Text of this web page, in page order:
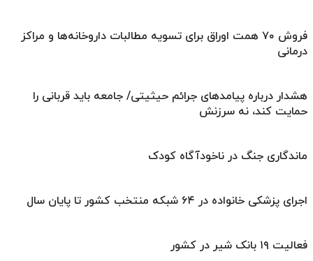
فروش ۷۰ همت اوراق برای تسویه مطالبات داروخانه‌ها و مراکز
درمانی
هشدار درباره پیامدهای جرائم حیثیتی/ جامعه باید قربانی را
حمایت کند، نه سرزنش
ماندگاری جنگ در ناخودآگاه کودک
اجرای پزشکی خانواده در ۶۴ شبکه منتخب کشور تا پایان سال
فعالیت ۱۹ بانک شیر در کشور